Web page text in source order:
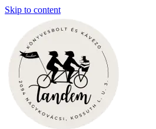
Skip to content